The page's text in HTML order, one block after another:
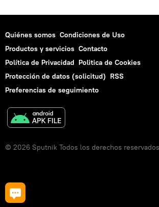
Quiénes somos Condiciones de Uso
Productos y servicios Contacto
Política de Privacidad Politica de Cookies
Protección de datos (solicitud) RSS
Preferencias de seguimiento
© 2026 Sputnik Todos los derechos